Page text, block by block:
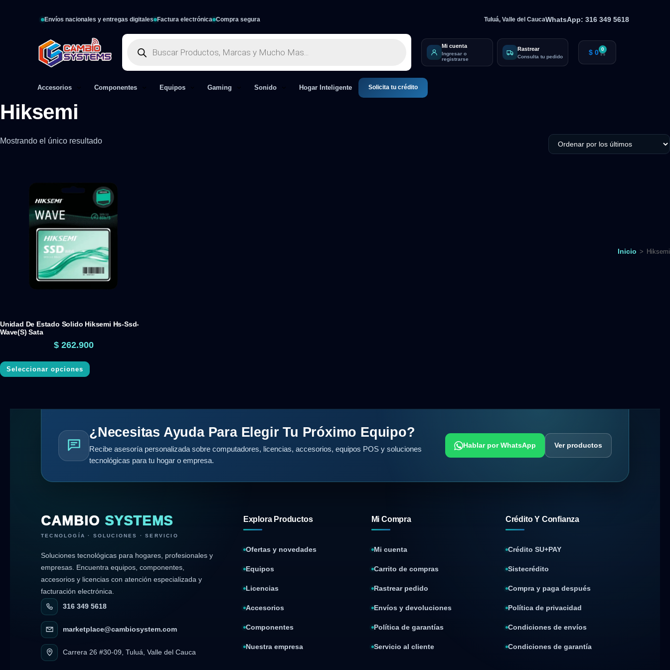
Envíos nacionales y entregas digitales Factura electrónica Compra segura Tuluá, Valle del CaucaWhatsApp: 316 349 5618
Mi cuenta
Ingresar o
registrarse
Rastrear
Consulta tu pedido $ 0 0
Accesorios Componentes Equipos Gaming Sonido Hogar Inteligente Solicita tu crédito
Inicio > Hiksemi
Hiksemi
Mostrando el único resultado
Unidad De Estado Solido Hiksemi Hs-Ssd-
Wave(S) Sata
$ 262.900
Seleccionar opciones
¿Necesitas Ayuda Para Elegir Tu Próximo Equipo?
Recibe asesoría personalizada sobre computadores, licencias, accesorios, equipos POS y soluciones
tecnológicas para tu hogar o empresa.
Hablar por WhatsApp Ver productos
CAMBIO SYSTEMS
TECNOLOGÍA · SOLUCIONES · SERVICIO
Soluciones tecnológicas para hogares, profesionales y
empresas. Encuentra equipos, componentes,
accesorios y licencias con atención especializada y
facturación electrónica.
316 349 5618
marketplace@cambiosystem.com
Carrera 26 #30-09, Tuluá, Valle del Cauca
Explora Productos
Ofertas y novedades
Equipos
Licencias
Accesorios
Componentes
Nuestra empresa
Mi Compra
Mi cuenta
Carrito de compras
Rastrear pedido
Envíos y devoluciones
Política de garantías
Servicio al cliente
Crédito Y Confianza
Crédito SU+PAY
Sistecrédito
Compra y paga después
Política de privacidad
Condiciones de envíos
Condiciones de garantía